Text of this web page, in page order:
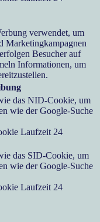
verwendet, um
Marketingkampagnen
Besucher auf
Informationen, um
das NID-Cookie, um
wie der Google-Suche
Laufzeit 24
das SID-Cookie, um
wie der Google-Suche
Laufzeit 24